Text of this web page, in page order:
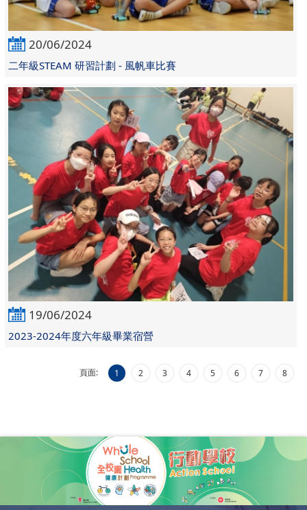
20/06/2024
二年級STEAM 研習計劃 - 風帆車比賽
19/06/2024
2023-2024年度六年級畢業宿營
頁面: 1 2 3 4 5 6 7 8